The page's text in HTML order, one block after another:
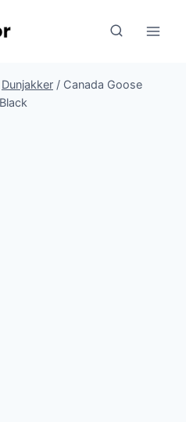
Dunjakker / Canada Goose